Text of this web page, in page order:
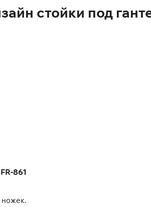
стойки под
861
ножек.